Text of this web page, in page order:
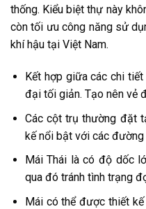
thống. Kiểu biệt thự này
còn tối ưu công năng sử
khí hậu tại Việt Nam.
Kết hợp giữa các chi
đại tối giản. Tạo nên vẻ
Các cột trụ thường đặt
kế nổi bật với các đường
Mái Thái là có độ dốc
qua đó tránh tình trạng
Mái có thể được thiết